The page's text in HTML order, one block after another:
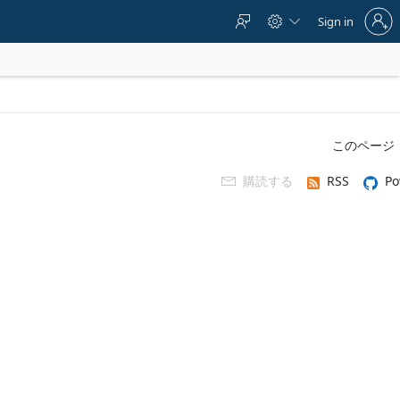
  
to
account
Sign in
このページ
 購読する RSS